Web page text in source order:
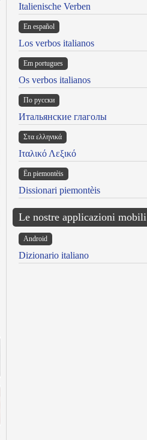
Italienische Verben
En español
Los verbos italianos
Em portugues
Os verbos italianos
По русски
Итальянские глаголы
Στα ελληνικά
Ιταλικό Λεξικό
Ën piemontèis
Dissionari piemontèis
Le nostre applicazioni mobili
Android
Dizionario italiano